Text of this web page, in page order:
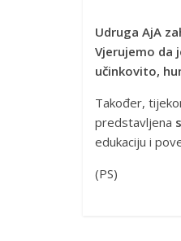
Udruga AjA
Vjerujemo da
učinkovito,
Također,
predstavljena
edukaciju i
(PS)